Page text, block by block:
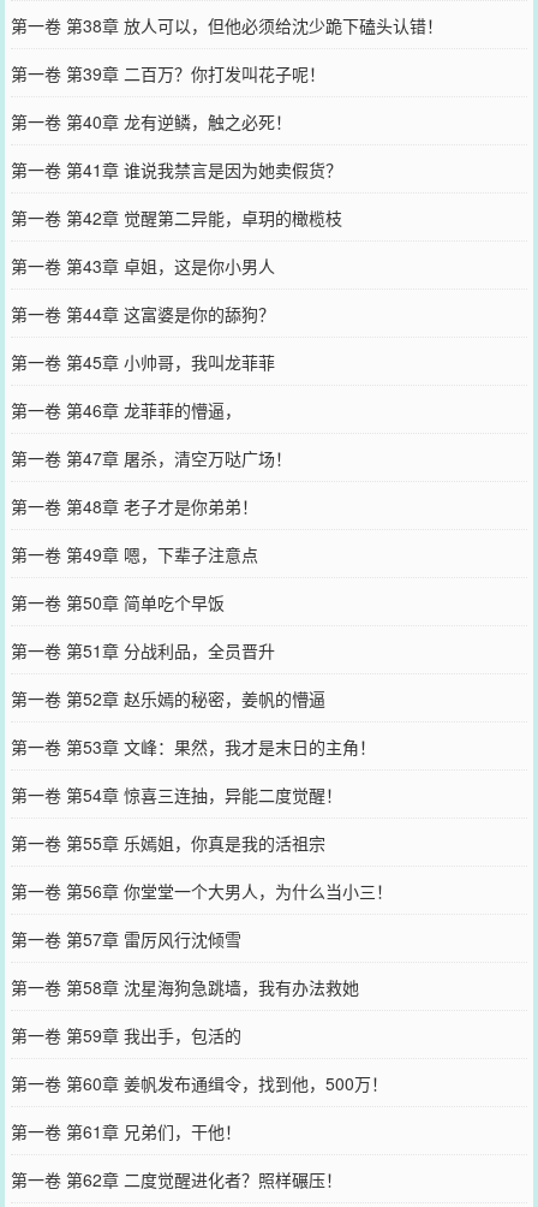
第一卷 第38章 放人可以，但他必须给沈少跪下磕头认错！
第一卷 第39章 二百万？你打发叫花子呢！
第一卷 第40章 龙有逆鳞，触之必死！
第一卷 第41章 谁说我禁言是因为她卖假货？
第一卷 第42章 觉醒第二异能，卓玥的橄榄枝
第一卷 第43章 卓姐，这是你小男人
第一卷 第44章 这富婆是你的舔狗？
第一卷 第45章 小帅哥，我叫龙菲菲
第一卷 第46章 龙菲菲的懵逼，
第一卷 第47章 屠杀，清空万哒广场！
第一卷 第48章 老子才是你弟弟！
第一卷 第49章 嗯，下辈子注意点
第一卷 第50章 简单吃个早饭
第一卷 第51章 分战利品，全员晋升
第一卷 第52章 赵乐嫣的秘密，姜帆的懵逼
第一卷 第53章 文峰：果然，我才是末日的主角！
第一卷 第54章 惊喜三连抽，异能二度觉醒！
第一卷 第55章 乐嫣姐，你真是我的活祖宗
第一卷 第56章 你堂堂一个大男人，为什么当小三！
第一卷 第57章 雷厉风行沈倾雪
第一卷 第58章 沈星海狗急跳墙，我有办法救她
第一卷 第59章 我出手，包活的
第一卷 第60章 姜帆发布通缉令，找到他，500万！
第一卷 第61章 兄弟们，干他！
第一卷 第62章 二度觉醒进化者？照样碾压！